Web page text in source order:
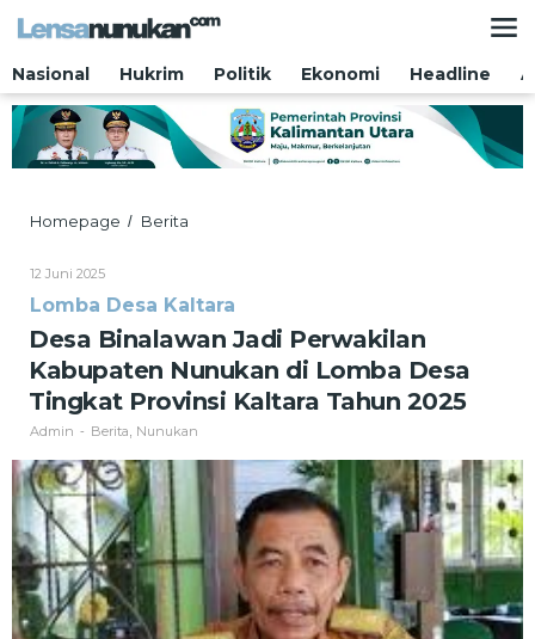
Nasional
Hukrim Politik Ekonomi Headline
Homepage / Berita
Kabupaten
di
Lomba
Desa
Tingkat
Provinsi
2025
12 Juni 2025Oleh
Lomba Desa Kaltara
Desa Binalawan Jadi Perwakilan
Kabupaten Nunukan di Lomba Desa
Tingkat Provinsi Kaltara Tahun 2025
Admin - Berita Nunukan